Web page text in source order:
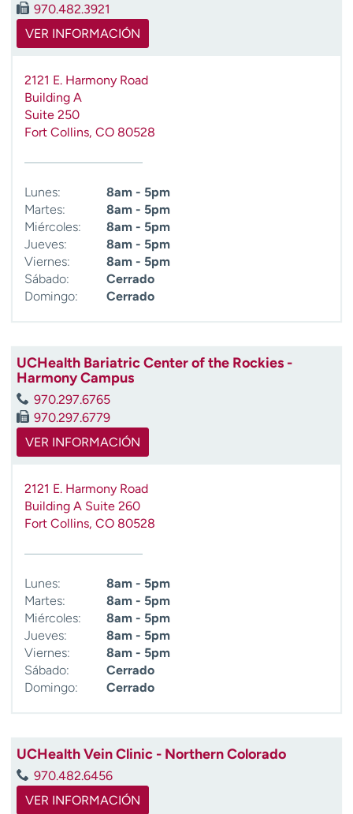
970.482.3921
VER INFORMACIÓN
2121 E. Harmony Road
Building A
Suite 250
Fort Collins, CO 80528
Lunes:
8am - 5pm
Martes:
8am - 5pm
Miércoles:
8am - 5pm
Jueves:
8am - 5pm
Viernes:
8am - 5pm
Sábado:
Cerrado
Domingo:
Cerrado
UCHealth Bariatric Center of the Rockies -
Harmony Campus
970.297.6765
970.297.6779
VER INFORMACIÓN
2121 E. Harmony Road
Building A Suite 260
Fort Collins, CO 80528
Lunes:
8am - 5pm
Martes:
8am - 5pm
Miércoles:
8am - 5pm
Jueves:
8am - 5pm
Viernes:
8am - 5pm
Sábado:
Cerrado
Domingo:
Cerrado
UCHealth Vein Clinic - Northern Colorado
970.482.6456
VER INFORMACIÓN